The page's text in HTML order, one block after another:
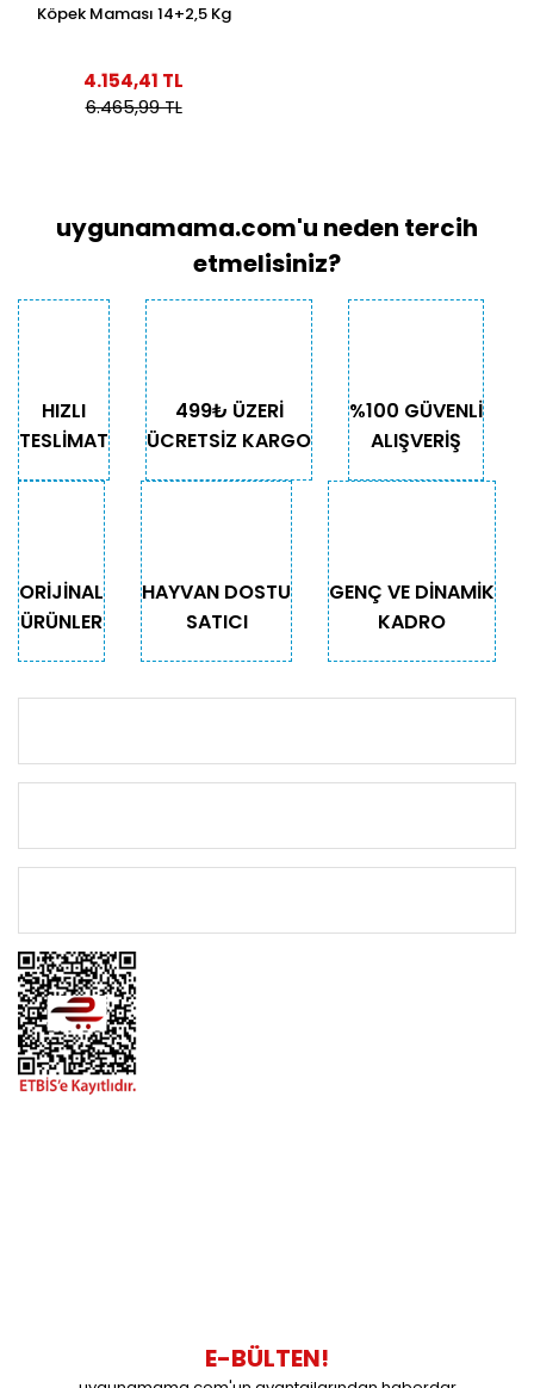
Köpek Maması 14+2,5 Kg
4.154,41 TL
6.465,99 TL
uygunamama.com'u neden tercih
etmelisiniz?
HIZLI
TESLİMAT
499₺ ÜZERİ
ÜCRETSİZ KARGO
%100 GÜVENLİ
ALIŞVERİŞ
ORİJİNAL
ÜRÜNLER
HAYVAN DOSTU
SATICI
GENÇ VE DİNAMİK
KADRO
E-BÜLTEN!